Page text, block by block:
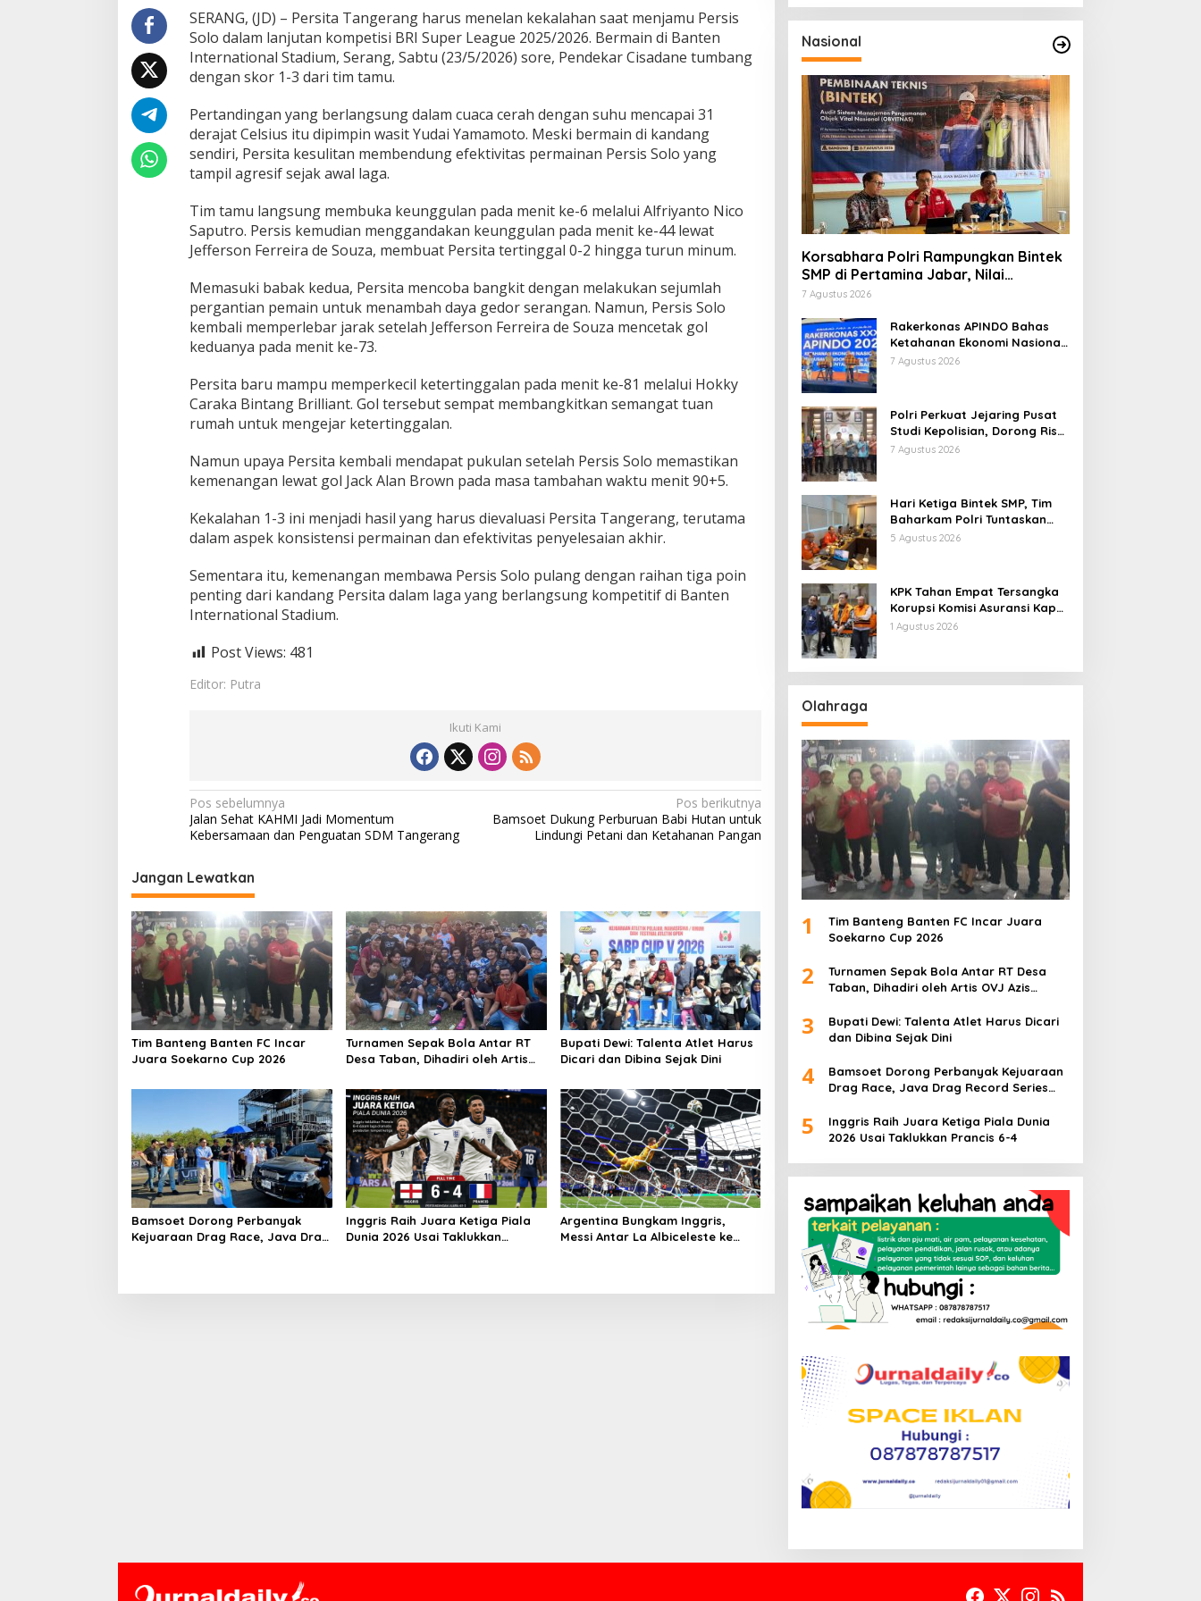
n
t
e
r
i
o
n
S
t
a
i
m
SERANG, (JD) – Persita Tangerang harus menelan kekalahan saat menjamu Persis
Solo dalam lanjutan kompetisi BRI Super League 2025/2026. Bermain di Banten
International Stadium, Serang, Sabtu (23/5/2026) sore, Pendekar Cisadane tumbang
dengan skor 1-3 dari tim tamu.
Pertandingan yang berlangsung dalam cuaca cerah dengan suhu mencapai 31
derajat Celsius itu dipimpin wasit Yudai Yamamoto. Meski bermain di kandang
sendiri, Persita kesulitan membendung efektivitas permainan Persis Solo yang
tampil agresif sejak awal laga.
Tim tamu langsung membuka keunggulan pada menit ke-6 melalui Alfriyanto Nico
Saputro. Persis kemudian menggandakan keunggulan pada menit ke-44 lewat
Jefferson Ferreira de Souza, membuat Persita tertinggal 0-2 hingga turun minum.
Memasuki babak kedua, Persita mencoba bangkit dengan melakukan sejumlah
pergantian pemain untuk menambah daya gedor serangan. Namun, Persis Solo
kembali memperlebar jarak setelah Jefferson Ferreira de Souza mencetak gol
keduanya pada menit ke-73.
Persita baru mampu memperkecil ketertinggalan pada menit ke-81 melalui Hokky
Caraka Bintang Brilliant. Gol tersebut sempat membangkitkan semangat tuan
rumah untuk mengejar ketertinggalan.
Namun upaya Persita kembali mendapat pukulan setelah Persis Solo memastikan
kemenangan lewat gol Jack Alan Brown pada masa tambahan waktu menit 90+5.
Kekalahan 1-3 ini menjadi hasil yang harus dievaluasi Persita Tangerang, terutama
dalam aspek konsistensi permainan dan efektivitas penyelesaian akhir.
Sementara itu, kemenangan membawa Persis Solo pulang dengan raihan tiga poin
penting dari kandang Persita dalam laga yang berlangsung kompetitif di Banten
International Stadium.
Post Views: 481
Editor: Putra
Ikuti Kami
N
a
i
g
a
s
i
p
o
s
Pos sebelumnya
Jalan Sehat KAHMI Jadi Momentum
Kebersamaan dan Penguatan SDM Tangerang
Pos berikutnya
Bamsoet Dukung Perburuan Babi Hutan untuk
Lindungi Petani dan Ketahanan Pangan
Jangan Lewatkan
Tim Banteng Banten FC Incar
Juara Soekarno Cup 2026
Turnamen Sepak Bola Antar RT
Desa Taban, Dihadiri oleh Artis
Kemenangan
Bupati Dewi: Talenta Atlet Harus
Dicari dan Dibina Sejak Dini
Bamsoet Dorong Perbanyak
Kejuaraan Drag Race, Java Drag
Inggris Raih Juara Ketiga Piala
Dunia 2026 Usai Taklukkan
Argentina Bungkam Inggris,
Messi Antar La Albiceleste ke
Nasional
Korsabhara Polri Rampungkan Bintek
SMP di Pertamina Jabar, Nilai
Pengamanan Capai 88,44 Persen
7 Agustus 2026
Rakerkonas APINDO Bahas
Ketahanan Ekonomi Nasional,
IMO Indonesia Soroti
7 Agustus 2026
Polri Perkuat Jejaring Pusat
Studi Kepolisian, Dorong Riset
Jadi Dasar Kebijakan dan
7 Agustus 2026
Hari Ketiga Bintek SMP, Tim
Baharkam Polri Tuntaskan
Pemeriksaan Pola
5 Agustus 2026
KPK Tahan Empat Tersangka
Korupsi Komisi Asuransi Kapal
PT Pelni
1 Agustus 2026
Olahraga
1
Tim Banteng Banten FC Incar Juara
Soekarno Cup 2026
2
Turnamen Sepak Bola Antar RT Desa
Taban, Dihadiri oleh Artis OVJ Azis
3
Bupati Dewi: Talenta Atlet Harus Dicari
dan Dibina Sejak Dini
4
Bamsoet Dorong Perbanyak Kejuaraan
Drag Race, Java Drag Record Series
Muda
5
Inggris Raih Juara Ketiga Piala Dunia
2026 Usai Taklukkan Prancis 6-4